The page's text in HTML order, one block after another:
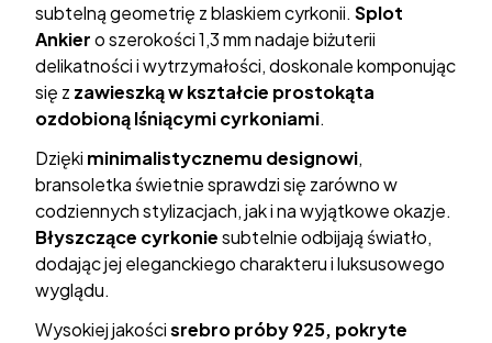
subtelną geometrię z blaskiem cyrkonii. Splot
Ankiero szerokości 1,3 mm nadaje biżuterii
delikatności i wytrzymałości, doskonale komponując
się z zawieszką w kształcie prostokąta
ozdobioną lśniącymi cyrkoniami.
Dzięki minimalistycznemu designowi,
bransoletka świetnie sprawdzi się zarówno w
codziennych stylizacjach, jak i na wyjątkowe okazje.
Błyszczące cyrkoniesubtelnie odbijają światło,
dodając jej eleganckiego charakteru i luksusowego
wyglądu.
Wysokiej jakościsrebro próby 925, pokryte